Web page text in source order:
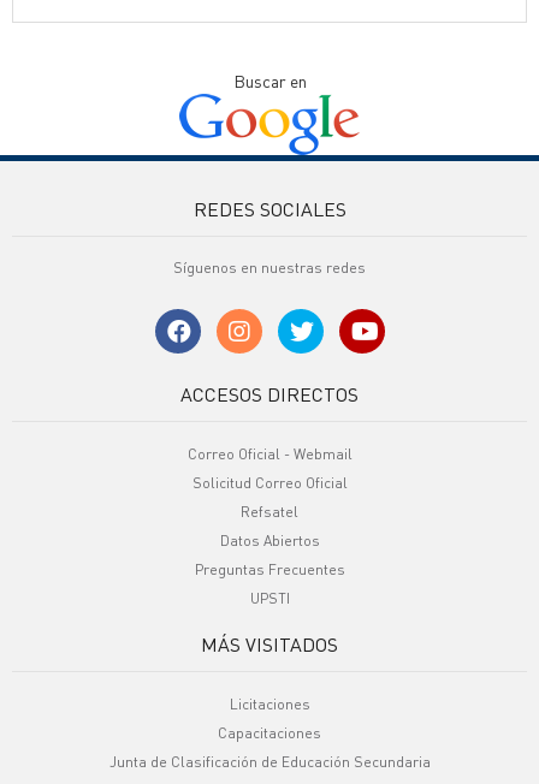
Buscar en
REDES SOCIALES
Síguenos en nuestras redes
ACCESOS DIRECTOS
Correo Oficial - Webmail
Solicitud Correo Oficial
Refsatel
Datos Abiertos
Preguntas Frecuentes
UPSTI
MÁS VISITADOS
Licitaciones
Capacitaciones
Junta de Clasificación de Educación Secundaria